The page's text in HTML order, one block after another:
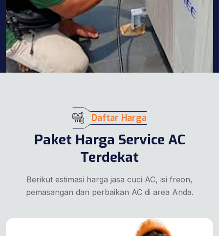
Daftar Harga
Paket Harga Service AC
Terdekat
Berikut estimasi harga jasa cuci AC, isi freon,
pemasangan dan perbaikan AC di area Anda.